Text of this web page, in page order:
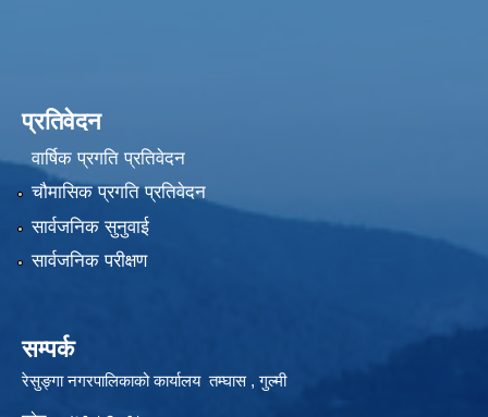
प्रतिवेदन
वार्षिक प्रगति प्रतिवेदन
चौमासिक प्रगति प्रतिवेदन
सार्वजनिक सुनुवाई
सार्वजनिक परीक्षण
सम्पर्क
रेसुङ्गा नगरपालिकाको कार्यालय तम्घास , गुल्मी